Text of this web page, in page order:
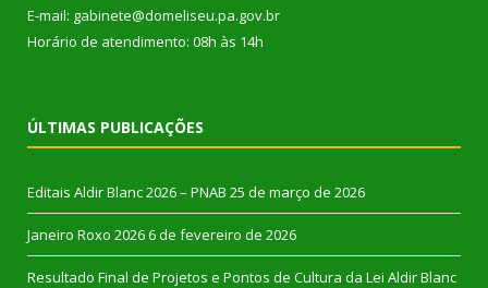
E-mail: gabinete@domeliseu.pa.gov.br
Horário de atendimento: 08h às 14h
ÚLTIMAS PUBLICAÇÕES
Editais Aldir Blanc 2026 – PNAB 25 de março de 2026
Janeiro Roxo 2026 6 de fevereiro de 2026
Resultado Final de Projetos e Pontos de Cultura da Lei Aldir Blanc